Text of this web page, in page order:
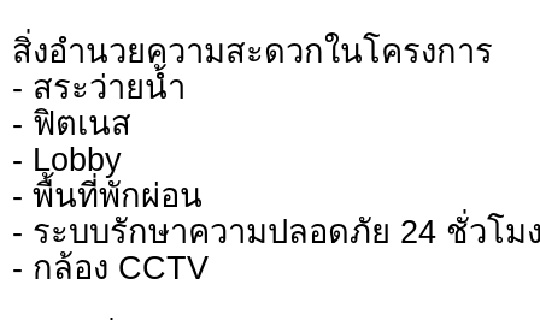
สิ่งอำนวยความสะดวกในโครงการ
- สระว่ายน้ำ
- ฟิตเนส
- Lobby
- พื้นที่พักผ่อน
- ระบบรักษาความปลอดภัย 24 ชั่วโม
- กล้อง CCTV